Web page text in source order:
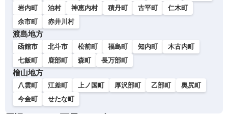
岩内町
泊村 神恵内村 積丹町 古平町
仁木町
余市町
赤井川村
渡島地方
函館市 北斗市 松前町 福島町 知内町
木古内町
七飯町
鹿部町 森町 長万部町
檜山地方
八雲町 江差町 上ノ国町 厚沢部町 乙部町
奥尻町
今金町
せたな町